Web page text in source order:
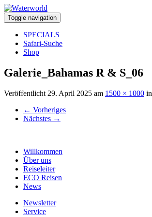
Toggle navigation
SPECIALS
Safari-Suche
Shop
Galerie_Bahamas R & S_06
Veröffentlicht 29. April 2025 am 1500 × 1000 in
← Vorheriges
Nächstes →
Willkommen
Über uns
Reiseleiter
ECO Reisen
News
Newsletter
Service